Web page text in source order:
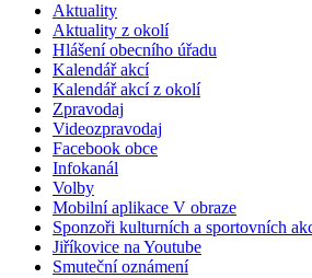
Aktuality
Aktuality z okolí
Hlášení obecního úřadu
Kalendář akcí
Kalendář akcí z okolí
Zpravodaj
Videozpravodaj
Facebook obce
Infokanál
Volby
Mobilní aplikace V obraze
Sponzoři kulturních a sportovních
Jiříkovice na Youtube
Smuteční oznámení